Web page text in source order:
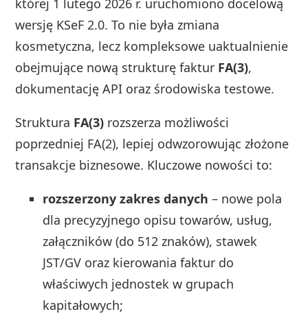
wersję KSeF 2.0. To nie była zmiana
kosmetyczna, lecz kompleksowe uaktualnienie
obejmujące nową strukturę faktur FA(3),
dokumentację API oraz środowiska testowe.
Struktura FA(3) rozszerza możliwości
poprzedniej FA(2), lepiej odwzorowując złożone
transakcje biznesowe. Kluczowe nowości to:
rozszerzony zakres danych – nowe pola
dla precyzyjnego opisu towarów, usług,
załączników (do 512 znaków), stawek
JST/GV oraz kierowania faktur do
właściwych jednostek w grupach
kapitałowych;